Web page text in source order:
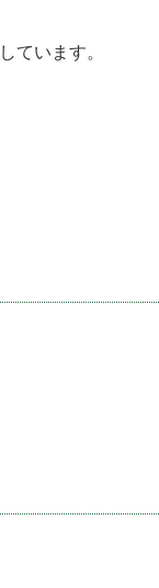
ています。